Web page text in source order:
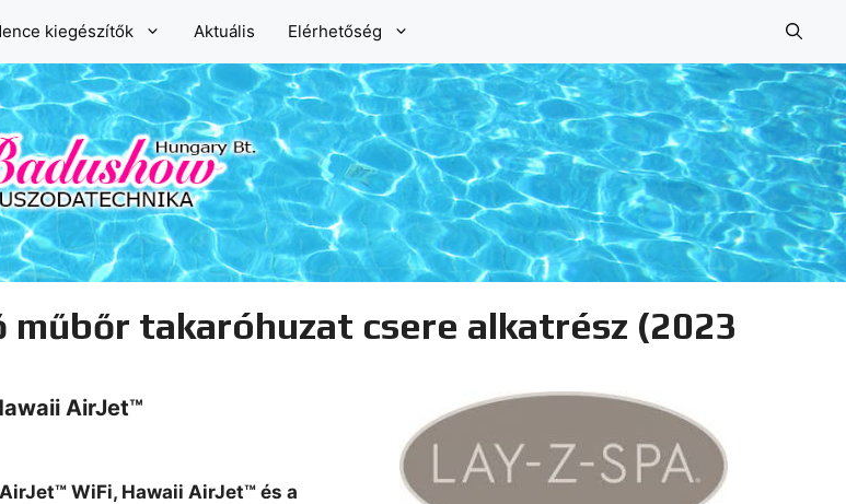
kiegészítők Aktuális Elérhetőség
takaróhuzat csere alkatrész (2023
AirJet™
WiFi, Hawaii AirJet™ és a